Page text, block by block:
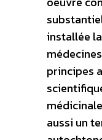
installée
principes
aussi un